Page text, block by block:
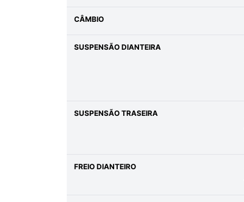
CÂMBIO
SUSPENSÃO DIANTEIRA
SUSPENSÃO TRASEIRA
FREIO DIANTEIRO